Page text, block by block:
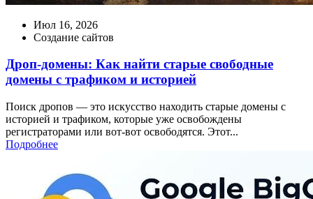
Июл 16, 2026
Создание сайтов
Дроп-домены: Как найти старые свободные
домены с трафиком и историей
Поиск дропов — это искусство находить старые домены с
историей и трафиком, которые уже освобождены
регистраторами или вот-вот освободятся. Этот...
Подробнее